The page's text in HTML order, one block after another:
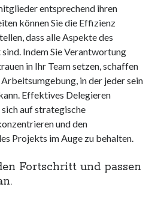
entsprechend ihren
können Sie die Effizienz
dass alle Aspekte des
Indem Sie Verantwortung
in Ihr Team setzen, schaffen
Arbeitsumgebung, in der jeder sein
Effektives Delegieren
auf strategische
und den
Projekts im Auge zu behalten.
Fortschritt und passen